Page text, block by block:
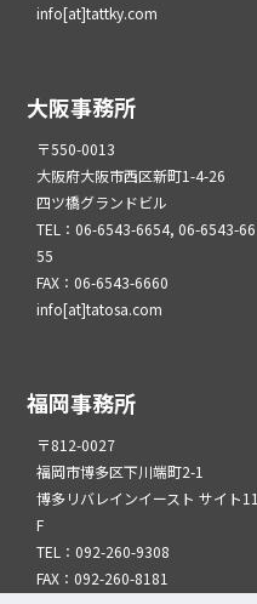
info[at]tattky.com
大阪事務所
〒550-0013
大阪府大阪市西区新町1-4-26
四ツ橋グランドビル
TEL：06-6543-6654, 06-6543-66
55
FAX：06-6543-6660
info[at]tatosa.com
福岡事務所
〒812-0027
福岡市博多区下川端町2-1
博多リバレインイースト サイト11
F
TEL：092-260-9308
FAX：092-260-8181